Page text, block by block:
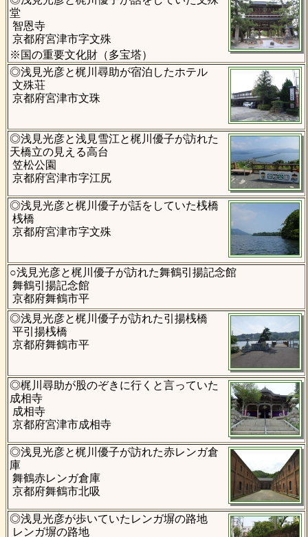
堂
智恩寺
京都府宮津市字文殊
※国の重要文化財（多宝塔）
◎浅見光彦と梶川尋助が宿泊したホテル
文殊荘
京都府宮津市文珠
◎浅見光彦と浅見雪江と梶川優子が訪れた
天橋立の見える高台
笠松公園
京都府宮津市字江尻
◎浅見光彦と梶川優子が話をしていた桟橋
桟橋
京都府宮津市字文殊
○浅見光彦と梶川優子が訪れた舞鶴引揚記念館
舞鶴引揚記念館
京都府舞鶴市平
◎浅見光彦と梶川優子が訪れた引揚桟橋
平引揚桟橋
京都府舞鶴市平
◎梶川尋助が股のぞきに行くと言っていた
成相寺
成相寺
京都府宮津市成相寺
◎浅見光彦と梶川優子が訪れた赤レンガ倉
庫
舞鶴赤レンガ倉庫
京都府舞鶴市北吸
◎浅見光彦が歩いていたレンガ塀の路地
レンガ塀の路地